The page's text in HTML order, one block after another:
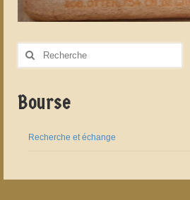
Rechercher
Bourse
Recherche et échange